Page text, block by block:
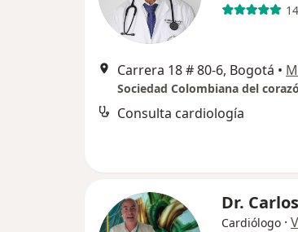
Carrera 18 # 80-6, Bogotá •
Sociedad Colombiana del
Consulta cardiología
Dr.
Cardiólogo ·